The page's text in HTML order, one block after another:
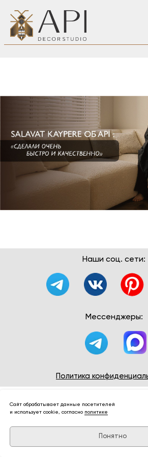
Сайт обрабатывает данные посетителей
и использует cookie, согласно политике
Понятно
Наши соц. сети:
Мессенджеры:
Политика